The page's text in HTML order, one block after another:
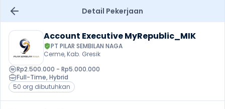
Detail Pekerjaan
Account Executive MyRepublic_MIK
PT PILAR SEMBILAN NAGA
Cerme, Kab. Gresik
Rp2.500.000 - Rp5.000.000
Full-Time, Hybrid
50 org dibutuhkan